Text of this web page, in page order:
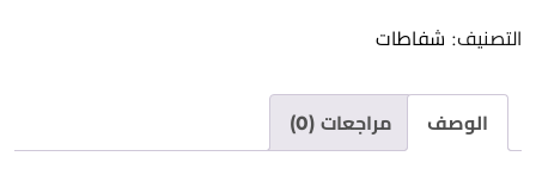
PLUS
cm
التصنيف: شفاطات
الوصف مراجعات (0)